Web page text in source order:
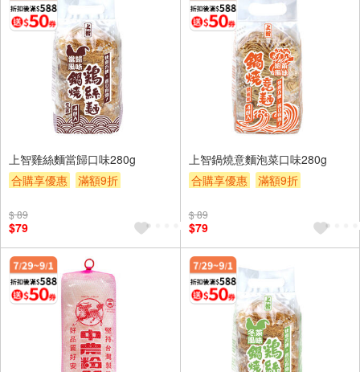
上智雞絲麵當歸口味280g
合購享優惠
滿額9折
$ 89
$79
上智鍋燒意麵泡菜口味280g
合購享優惠
滿額9折
$ 89
$79